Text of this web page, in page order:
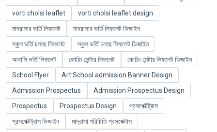
vorti cholsi leaflet
vorti cholsi leaflet design
মাদরাসার ভর্তি লিফলেট
মাদরাসার ভর্তি লিফলেট ডিজাইন
স্কুল ভর্তি চলছে লিফলেট
স্কুল ভর্তি চলছে লিফলেট ডিজাইন
আবাসি ভর্তি লিফলেট
কোচিং সেন্টার লিফলেট
কোচিং সেন্টার লিফলেট ডিজাইন
School Flyer
Art School admission Banner Design
Admission Prospectus
Admission Prospectus Design
Prospectus
Prospectus Design
প্রসপেক্টট্রাস
প্রসপেক্টট্রাস ডিজাইন
মাদ্রাসা পরিচিতি প্রসপেক্টাস